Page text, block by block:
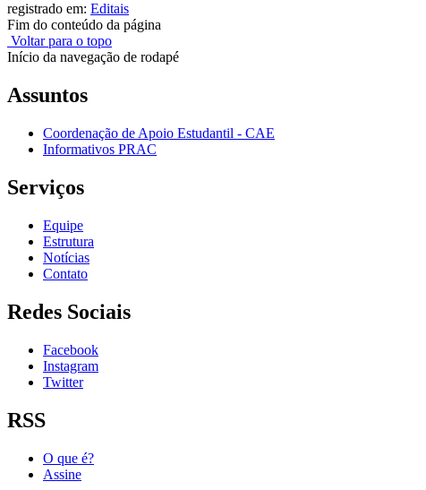
registrado em: Editais
Fim do conteúdo da página
Voltar para o topo
Início da navegação de rodapé
Assuntos
Coordenação de Apoio Estudantil - CAE
Informativos PRAC
Serviços
Equipe
Estrutura
Notícias
Contato
Redes Sociais
Facebook
Instagram
Twitter
RSS
O que é?
Assine